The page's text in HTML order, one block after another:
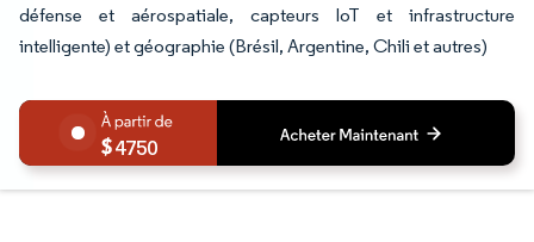
défense et aérospatiale, capteurs IoT et infrastructure
intelligente) et géographie (Brésil, Argentine, Chili et autres)
4750